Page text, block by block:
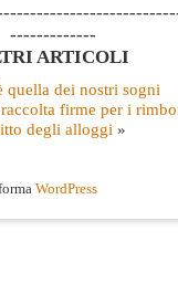
-------------
ARTICOLI
quella dei nostri sogni
firme per i
degli alloggi »
WordPress